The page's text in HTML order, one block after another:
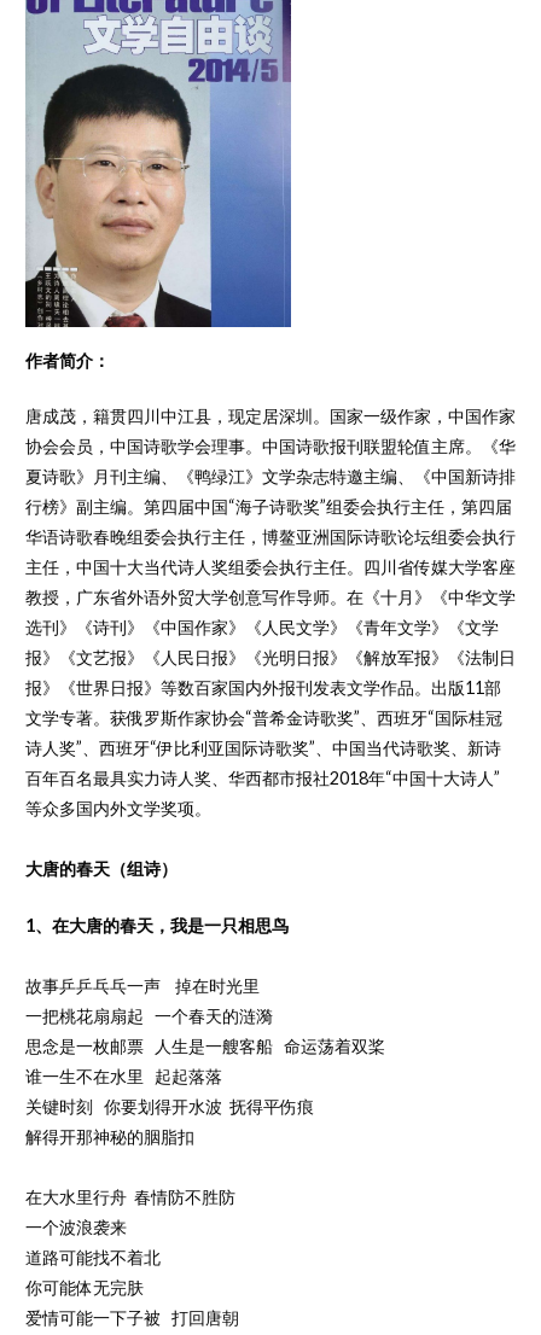
作者简介：
唐成茂，籍贯四川中江县，现定居深圳。国家一级作家，中国作家
协会会员，中国诗歌学会理事。中国诗歌报刊联盟轮值主席。《华
夏诗歌》月刊主编、《鸭绿江》文学杂志特邀主编、《中国新诗排
行榜》副主编。第四届中国“海子诗歌奖”组委会执行主任，第四届
华语诗歌春晚组委会执行主任，博鳌亚洲国际诗歌论坛组委会执行
主任，中国十大当代诗人奖组委会执行主任。四川省传媒大学客座
教授，广东省外语外贸大学创意写作导师。在《十月》《中华文学
选刊》《诗刊》《中国作家》《人民文学》《青年文学》《文学
报》《文艺报》《人民日报》《光明日报》《解放军报》《法制日
报》《世界日报》等数百家国内外报刊发表文学作品。出版11部
文学专著。获俄罗斯作家协会“普希金诗歌奖”、西班牙“国际桂冠
诗人奖”、西班牙“伊比利亚国际诗歌奖”、中国当代诗歌奖、新诗
百年百名最具实力诗人奖、华西都市报社2018年“中国十大诗人”
等众多国内外文学奖项。
大唐的春天（组诗）
1、在大唐的春天，我是一只相思鸟
故事乒乒乓乓一声 掉在时光里
一把桃花扇扇起 一个春天的涟漪
思念是一枚邮票 人生是一艘客船 命运荡着双桨
谁一生不在水里 起起落落
关键时刻 你要划得开水波 抚得平伤痕
解得开那神秘的胭脂扣
在大水里行舟 春情防不胜防
一个波浪袭来
道路可能找不着北
你可能体无完肤
爱情可能一下子被 打回唐朝